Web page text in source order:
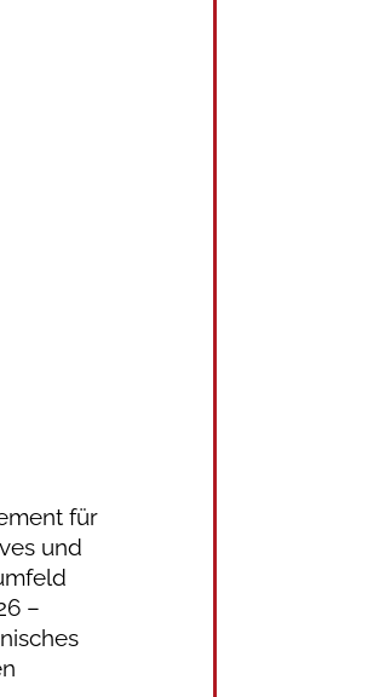
für
und
–